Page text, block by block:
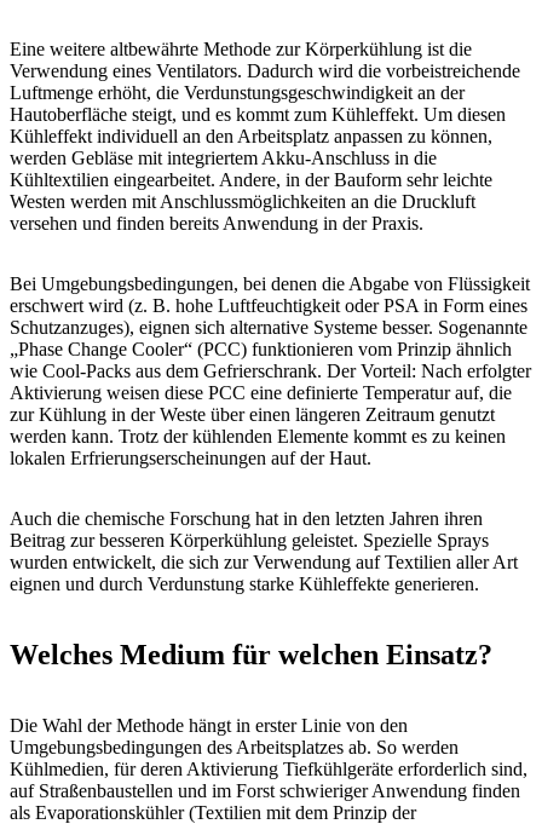
Eine weitere altbewährte Methode zur Körperkühlung ist die
Verwendung eines Ventilators. Dadurch wird die vorbeistreichende
Luftmenge erhöht, die Verdunstungsgeschwindigkeit an der
Hautoberfläche steigt, und es kommt zum Kühleffekt. Um diesen
Kühleffekt individuell an den Arbeitsplatz anpassen zu können,
werden Gebläse mit integriertem Akku-Anschluss in die
Kühltextilien eingearbeitet. Andere, in der Bauform sehr leichte
Westen werden mit Anschlussmöglichkeiten an die Druckluft
versehen und finden bereits Anwendung in der Praxis.
Bei Umgebungsbedingungen, bei denen die Abgabe von Flüssigkeit
erschwert wird (z. B. hohe Luftfeuchtigkeit oder PSA in Form eines
Schutzanzuges), eignen sich alternative Systeme besser. Sogenannte
„Phase Change Cooler“ (PCC) funktionieren vom Prinzip ähnlich
wie Cool-Packs aus dem Gefrierschrank. Der Vorteil: Nach erfolgter
Aktivierung weisen diese PCC eine definierte Temperatur auf, die
zur Kühlung in der Weste über einen längeren Zeitraum genutzt
werden kann. Trotz der kühlenden Elemente kommt es zu keinen
lokalen Erfrierungserscheinungen auf der Haut.
Auch die chemische Forschung hat in den letzten Jahren ihren
Beitrag zur besseren Körperkühlung geleistet. Spezielle Sprays
wurden entwickelt, die sich zur Verwendung auf Textilien aller Art
eignen und durch Verdunstung starke Kühleffekte generieren.
Welches Medium für welchen Einsatz?
Die Wahl der Methode hängt in erster Linie von den
Umgebungsbedingungen des Arbeitsplatzes ab. So werden
Kühlmedien, für deren Aktivierung Tiefkühlgeräte erforderlich sind,
auf Straßenbaustellen und im Forst schwieriger Anwendung finden
als Evaporationskühler (Textilien mit dem Prinzip der